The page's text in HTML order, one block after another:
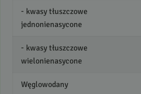
- kwasy tłuszczowe
jednonienasycone
- kwasy tłuszczowe
wielonienasycone
Węglowodany